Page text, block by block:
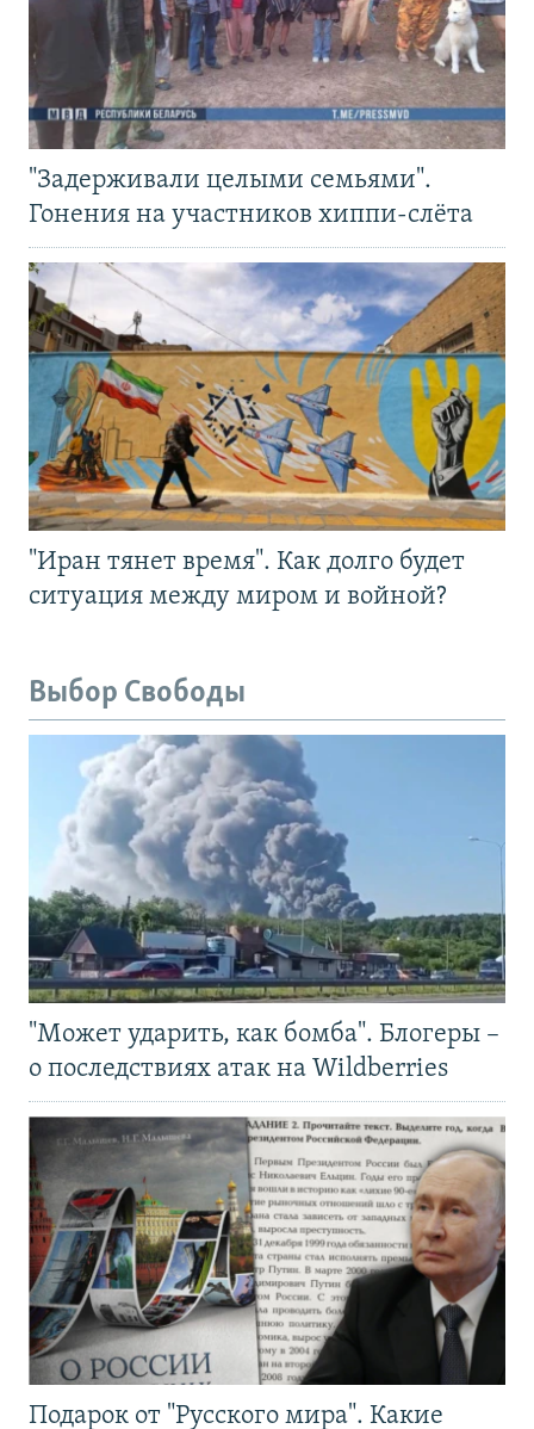
"Задерживали целыми семьями".
Гонения на участников хиппи-слёта
"Иран тянет время". Как долго будет
ситуация между миром и войной?
Выбор Свободы
"Может ударить, как бомба". Блогеры –
о последствиях атак на Wildberries
Подарок от "Русского мира". Какие